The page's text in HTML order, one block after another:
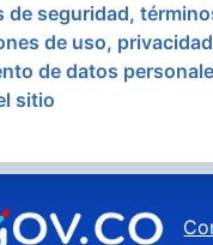
de seguridad,
de uso,
de datos
sitio